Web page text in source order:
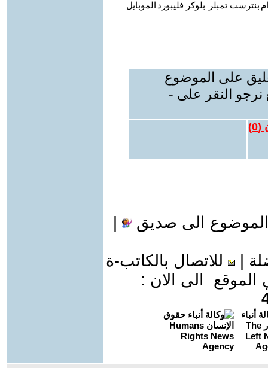
بنترست تمبلر بلوكر فليبورد الموبايل
على الموضوع
نرجو النقر على -
(
0
)
الى صديق
للاتصال بالكاتب-ة
الى الان :